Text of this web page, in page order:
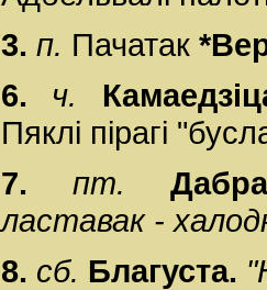
3. п. Пачатак
6. ч.
Пяклі пірагі
7. пт.
ластавак -
8. сб. Благуста.